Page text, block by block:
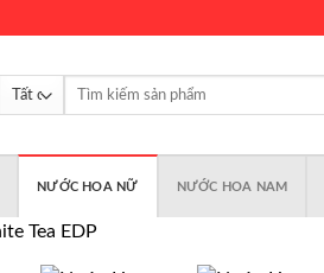
Tìm
NƯỚC HOA NỮ NƯỚC HOA NAM